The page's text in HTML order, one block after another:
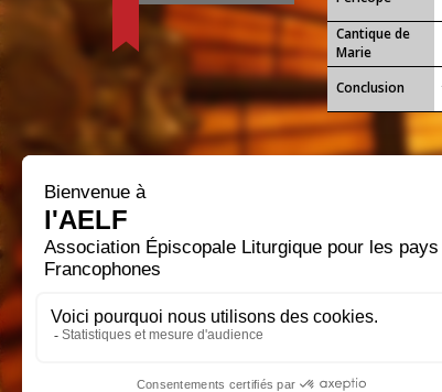
Cantique de
Marie
Conclusion